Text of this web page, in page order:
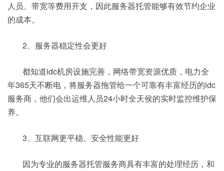
人员、带宽等费用开支，因此服务器托管能够有效节约企业
的成本。
2、服务器稳定性会更好
都知道idc机房设施完善，网络带宽资源优质，电力全
年365天不断电，将服务器拖管给一个可靠有丰富经历的idc
服务商，他们会出运维人员24小时全天侯的实时监控维护保
养。
3、互联网更平稳、安全性能更好
因为专业的服务器托管服务商具有丰富的处理经历，和